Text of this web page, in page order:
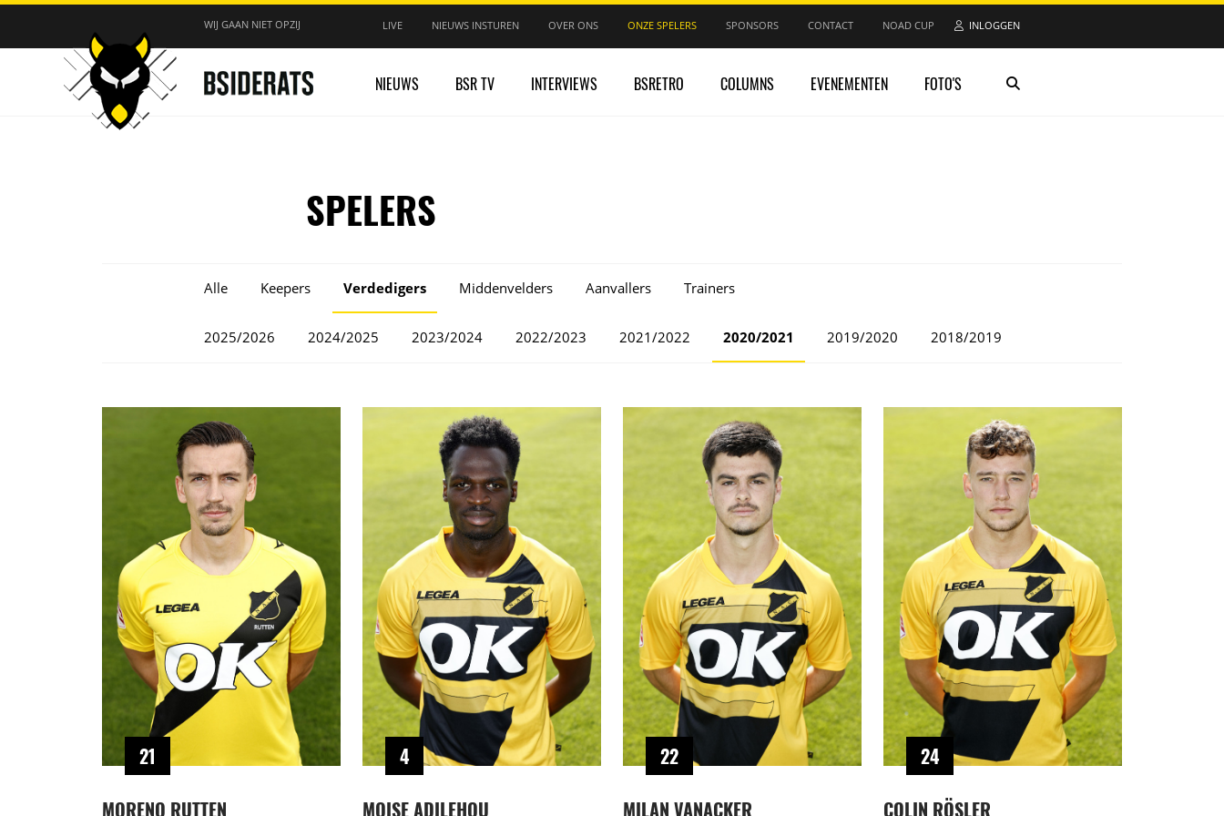
WIJ GAAN NIET OPZIJ LIVE NIEUWS INSTUREN OVER ONS ONZE SPELERS SPONSORS CONTACT NOAD CUP INLOGGEN
NIEUWS BSR TV INTERVIEWS BSRETRO COLUMNS EVENEMENTEN FOTO'S
SPELERS
Alle Keepers Verdedigers Middenvelders Aanvallers Trainers
2025/2026 2024/2025 2023/2024 2022/2023 2021/2022 2020/2021 2019/2020 2018/2019
21
MORENO RUTTEN
4
MOISE ADILEHOU
22
MILAN VANACKER
24
COLIN RÖSLER